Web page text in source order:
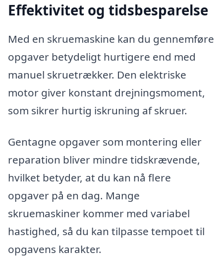
Effektivitet og tidsbesparelse
Med en skruemaskine kan du gennemføre
opgaver betydeligt hurtigere end med
manuel skruetrækker. Den elektriske
motor giver konstant drejningsmoment,
som sikrer hurtig iskruning af skruer.
Gentagne opgaver som montering eller
reparation bliver mindre tidskrævende,
hvilket betyder, at du kan nå flere
opgaver på en dag. Mange
skruemaskiner kommer med variabel
hastighed, så du kan tilpasse tempoet til
opgavens karakter.